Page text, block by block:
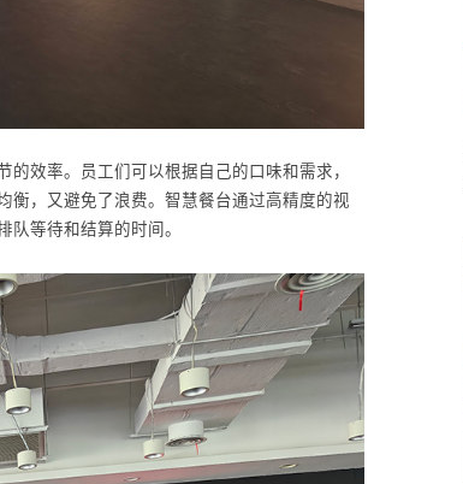
效率。员工们可以根据自己的口味和需求，
衡，又避免了浪费。智慧餐台通过高精度的视
等待和结算的时间。